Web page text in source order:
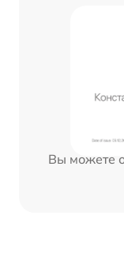
Вы можете